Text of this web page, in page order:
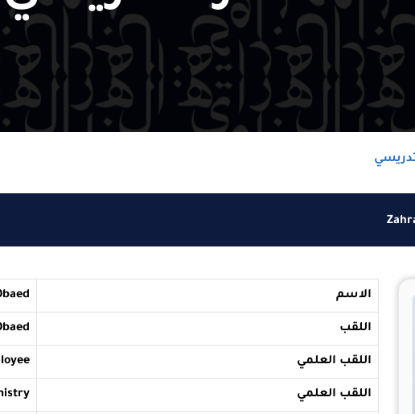
Obaed
العلمي
العلمي in chemistry